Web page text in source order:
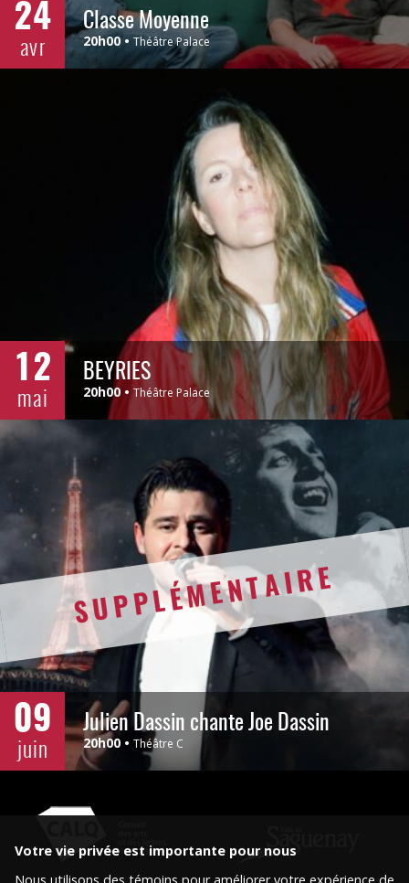
24
avr
Classe Moyenne
20h00 Théâtre Palace
12
mai
BEYRIES
20h00 Théâtre Palace
SUPPLÉMENTAIRE
09
juin
Julien Dassin chante Joe Dassin
20h00 Théâtre C
Votre vie privée est importante pour nous